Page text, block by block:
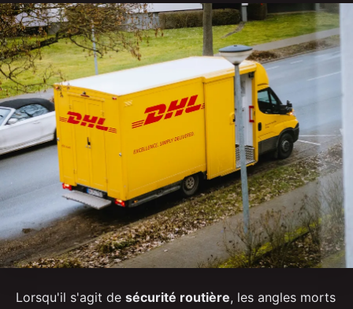
Lorsqu'il s'agit de sécurité routière, les angles morts